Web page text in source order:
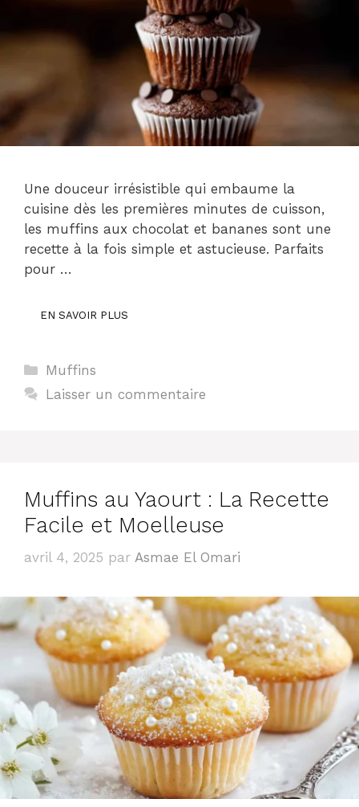
Une douceur irrésistible qui embaume la
cuisine dès les premières minutes de cuisson,
les muffins aux chocolat et bananes sont une
recette à la fois simple et astucieuse. Parfaits
pour …
EN SAVOIR PLUS
Catégories
Muffins
Laisser un commentaire
Muffins au Yaourt : La Recette
Facile et Moelleuse
avril 4, 2025 par Asmae El Omari